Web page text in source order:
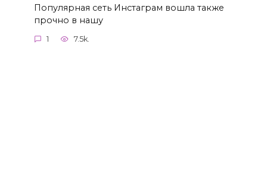
Популярная сеть Инстаграм вошла также
прочно в нашу
1 7.5k.